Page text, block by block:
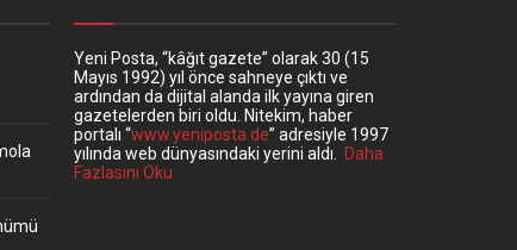
Yeni Posta, “kâğıt gazete” olarak 30 (15
Mayıs 1992) yıl önce sahneye çıktı ve
ardından da dijital alanda ilk yayına giren
gazetelerden biri oldu. Nitekim, haber
portalı “www.yeniposta.de” adresiyle 1997
yılında web dünyasındaki yerini aldı. Daha
Fazlasını Oku